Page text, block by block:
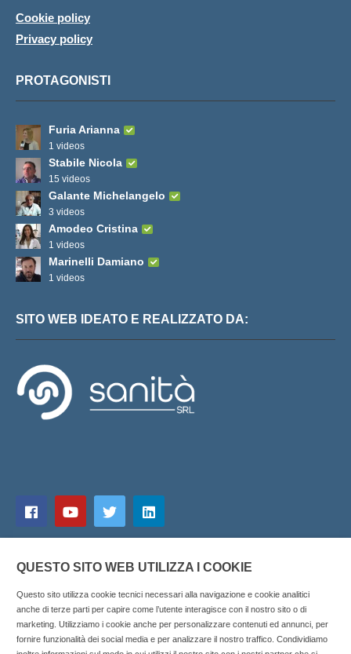
Cookie policy
Privacy policy
PROTAGONISTI
Furia Arianna
1 videos
Stabile Nicola
15 videos
Galante Michelangelo
3 videos
Amodeo Cristina
1 videos
Marinelli Damiano
1 videos
SITO WEB IDEATO E REALIZZATO DA:
QUESTO SITO WEB UTILIZZA I COOKIE
Questo sito utilizza cookie tecnici necessari alla navigazione e cookie analitici
anche di terze parti per capire come l’utente interagisce con il nostro sito o di
marketing. Utilizziamo i cookie anche per personalizzare contenuti ed annunci, per
fornire funzionalità dei social media e per analizzare il nostro traffico. Condividiamo